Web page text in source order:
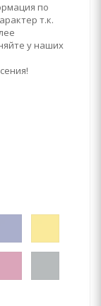
по
т.к.
у наших